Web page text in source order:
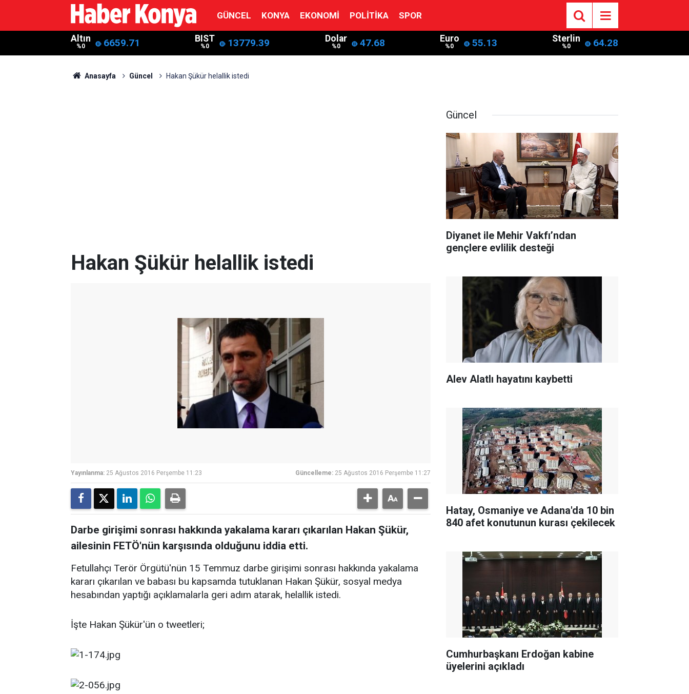
GÜNCEL KONYA EKONOMI POLITIKA SPOR
Altın
%0 6659.71 BIST
%0 13779.39 Dolar
%0 47.68 Euro
%0 55.13 Sterlin
%0 64.28
Anasayfa Güncel Hakan Şükür helallik istedi
Hakan Şükür helallik istedi
Yayınlanma: 25 Ağustos 2016 Perşembe 11:23 Güncelleme: 25 Ağustos 2016 Perşembe 11:27
Darbe girişimi sonrası hakkında yakalama kararı çıkarılan Hakan Şükür,
ailesinin FETÖ'nün karşısında olduğunu iddia etti.
Fetullahçı Terör Örgütü'nün 15 Temmuz darbe girişimi sonrası hakkında yakalama
kararı çıkarılan ve babası bu kapsamda tutuklanan Hakan Şükür, sosyal medya
hesabından yaptığı açıklamalarla geri adım atarak, helallik istedi.
İşte Hakan Şükür'ün o tweetleri;
Güncel
Diyanet ile Mehir Vakfı’ndan
gençlere evlilik desteği
Alev Alatlı hayatını kaybetti
Hatay, Osmaniye ve Adana'da 10 bin
840 afet konutunun kurası çekilecek
Cumhurbaşkanı Erdoğan kabine
üyelerini açıkladı